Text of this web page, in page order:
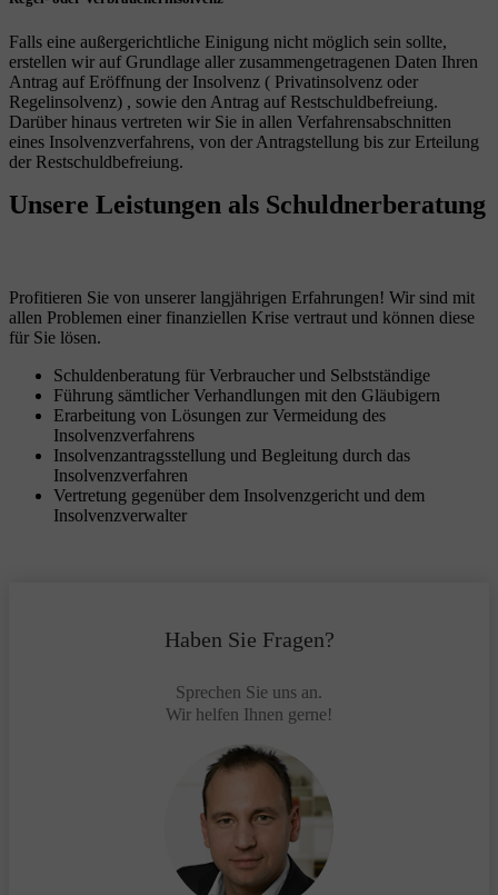
Falls eine außergerichtliche Einigung nicht möglich sein sollte,
erstellen wir auf Grundlage aller zusammengetragenen Daten Ihren
Antrag auf Eröffnung der Insolvenz ( Privatinsolvenz oder
Regelinsolvenz) , sowie den Antrag auf Restschuldbefreiung.
Darüber hinaus vertreten wir Sie in allen Verfahrensabschnitten
eines Insolvenzverfahrens, von der Antragstellung bis zur Erteilung
der Restschuldbefreiung.
Unsere Leistungen als Schuldnerberatung
Profitieren Sie von unserer langjährigen Erfahrungen! Wir sind mit
allen Problemen einer finanziellen Krise vertraut und können diese
für Sie lösen.
Schuldenberatung für Verbraucher und Selbstständige
Führung sämtlicher Verhandlungen mit den Gläubigern
Erarbeitung von Lösungen zur Vermeidung des
Insolvenzverfahrens
Insolvenzantragsstellung und Begleitung durch das
Insolvenzverfahren
Vertretung gegenüber dem Insolvenzgericht und dem
Insolvenzverwalter
Haben Sie Fragen?
Sprechen Sie uns an.
Wir helfen Ihnen gerne!